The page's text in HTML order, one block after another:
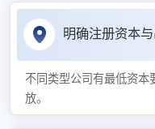
明确注册资本
不同类型公司有最低资本
放。